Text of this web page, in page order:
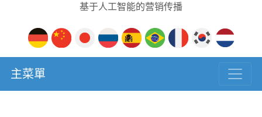
基于人工智能的营销传播
主菜單